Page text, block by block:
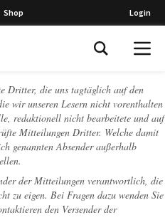
Shop Login
Dritter, die uns tagtäglich auf den
wir unseren Lesern nicht vorenthalten
redaktionell nicht bearbeitete und auf
Mitteilungen Dritter. Welche damit
genannten Absender außerhalb
der Mitteilungen verantwortlich, die
zu eigen. Bei Fragen dazu wenden Sie
den Versender der